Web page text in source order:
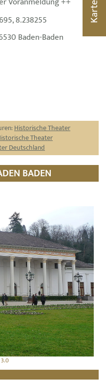
8.238255
Baden-Baden
Historische Theater
Theater
Deutschland
BADEN
Karte